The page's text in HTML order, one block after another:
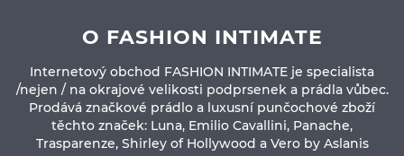
O FASHION INTIMATE
Internetový obchod FASHION INTIMATE je specialista
/nejen / na okrajové velikosti podprsenek a prádla vůbec.
Prodává značkové prádlo a luxusní punčochové zboží
těchto značek: Luna, Emilio Cavallini, Panache,
Trasparenze, Shirley of Hollywood a Vero by Aslanis